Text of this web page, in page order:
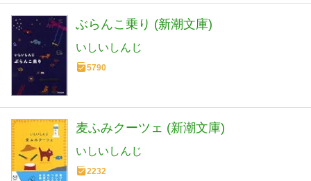
ぶらんこ乗り (新潮文庫)
いしいしんじ
5790
麦ふみクーツェ (新潮文庫)
いしいしんじ
2232